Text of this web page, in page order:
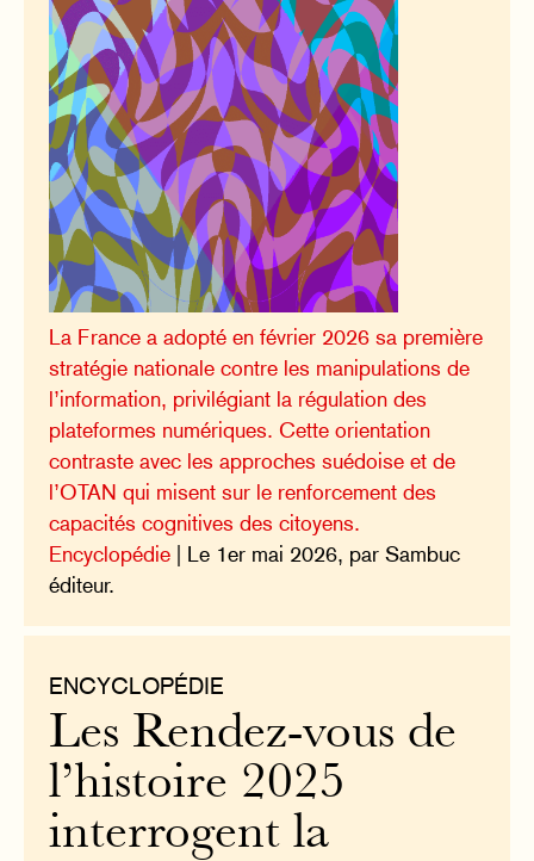
La France a adopté en février 2026 sa première
stratégie nationale contre les manipulations de
l’information, privilégiant la régulation des
plateformes numériques. Cette orientation
contraste avec les approches suédoise et de
l’OTAN qui misent sur le renforcement des
capacités cognitives des citoyens.
Encyclopédie | Le 1er mai 2026, par Sambuc
éditeur.
ENCYCLOPÉDIE
Les Rendez-vous de
l’histoire 2025
interrogent la